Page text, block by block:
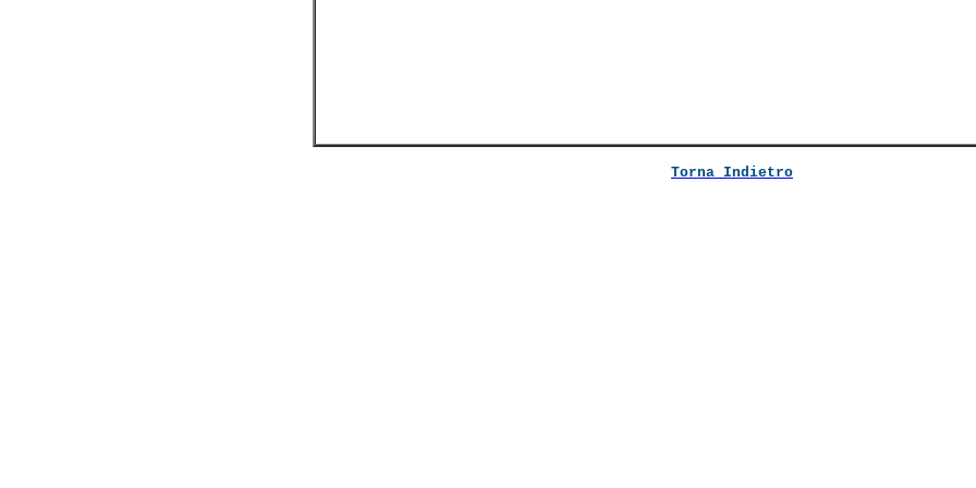
Torna Indietro